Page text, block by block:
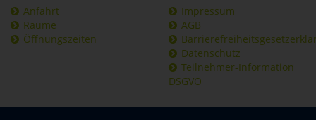
Anfahrt
Räume
Öffnungszeiten
Impressum
AGB
Datenschutz
Teilnehmer-Information
DSGVO